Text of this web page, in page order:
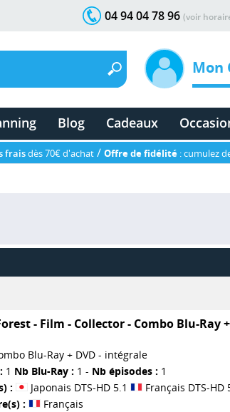
04 94 04 78 96 (voir
Mon
Blog Cadeaux
fraisdès 70€ d'achat / Offre de fidélité : cumulez
- Film - Collector - Combo Blu-Ray +
Blu-Ray + DVD - intégrale
1 Nb Blu-Ray : 1 - Nb épisodes : 1
:
Japonais DTS-HD 5.1
Français DTS-HD
:
Français